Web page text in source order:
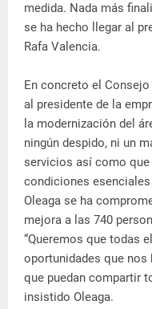
medida. Nada más
se ha hecho llegar al
Rafa Valencia.
En concreto el
al presidente de la
la modernización del
ningún despido, ni un
servicios así como que
condiciones
Oleaga se ha
mejora a las 740
“Queremos que todas
oportunidades que nos
que puedan compartir
insistido Oleaga.